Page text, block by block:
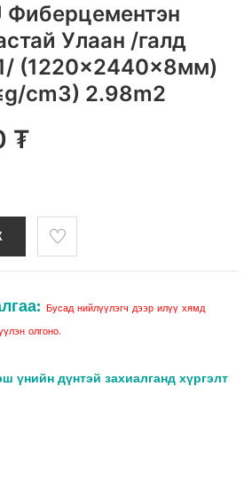
Фиберцементэн
Улаан /галд
(1220x2440x8мм)
cm3) 2.98m2
₮
Бусад нийлүүлэгч дээр илүү хямд
олгоно.
үнийн дүнтэй захиалганд хүргэлт